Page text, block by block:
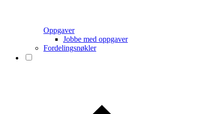
Oppgaver
Jobbe med oppgaver
Fordelingsnøkler